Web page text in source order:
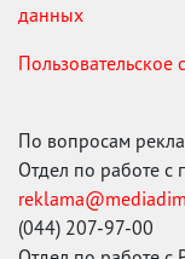
данных
Пользовательское
По вопросам
Отдел по работе
(044) 207-97-00